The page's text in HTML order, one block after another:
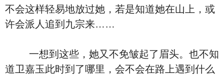
不会这样轻易地放过她，若是知道她在山上，或
许会派人追到九宗来……
一想到这些，她又不免皱起了眉头。也不知
道卫嘉玉此时到了哪里，会不会在路上遇到什么